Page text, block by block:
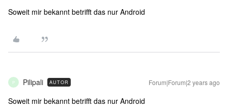
Soweit mir bekannt betrifft das nur Android
P Pilipali AUTOR Forum|Forum|2 years ago
Soweit mir bekannt betrifft das nur Android